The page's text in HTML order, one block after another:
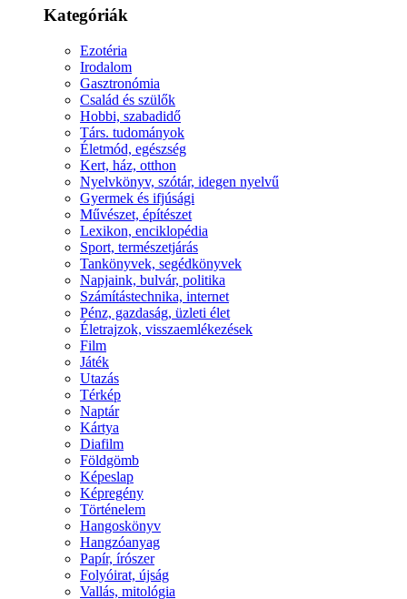
Kategóriák
Ezotéria
Irodalom
Gasztronómia
Család és szülők
Hobbi, szabadidő
Társ. tudományok
Életmód, egészség
Kert, ház, otthon
Nyelvkönyv, szótár, idegen nyelvű
Gyermek és ifjúsági
Művészet, építészet
Lexikon, enciklopédia
Sport, természetjárás
Tankönyvek, segédkönyvek
Napjaink, bulvár, politika
Számítástechnika, internet
Pénz, gazdaság, üzleti élet
Életrajzok, visszaemlékezések
Film
Játék
Utazás
Térkép
Naptár
Kártya
Diafilm
Földgömb
Képeslap
Képregény
Történelem
Hangoskönyv
Hangzóanyag
Papír, írószer
Folyóirat, újság
Vallás, mitológia